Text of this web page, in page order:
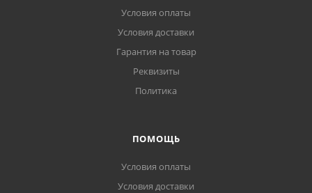
Условия оплаты
Условия доставки
Гарантия на товар
Реквизиты
Политика
ПОМОЩЬ
Условия оплаты
Условия доставки